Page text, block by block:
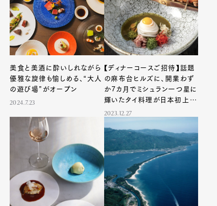
美食と美酒に酔いしれながら
優雅な旋律も愉しめる、“大人
の遊び場”がオープン
2024.7.23
【ディナーコースご招待】話題
の麻布台ヒルズに、開業わず
か7カ月でミシュラン一つ星に
輝いたタイ料理が日本初上
陸！
2023.12.27